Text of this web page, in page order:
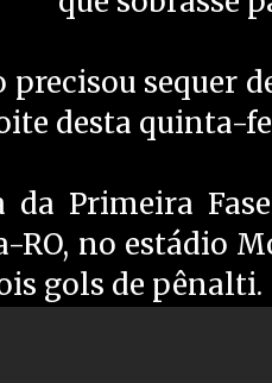
precisou sequer
desta quinta-
Primeira
RO, no estádio
gols de pênalti.